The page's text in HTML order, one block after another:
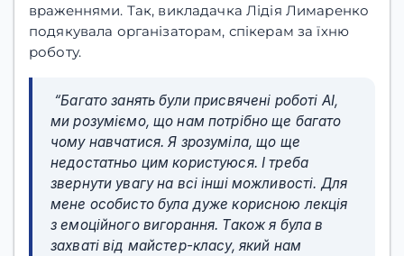
враженнями. Так, викладачка Лідія Лимаренко
подякувала організаторам, спікерам за їхню
роботу.
“Багато занять були присвячені роботі АІ,
ми розуміємо, що нам потрібно ще багато
чому навчатися. Я зрозуміла, що ще
недостатньо цим користуюся. І треба
звернути увагу на всі інші можливості. Для
мене особисто була дуже корисною лекція
з емоційного вигорання. Також я була в
захваті від майстер-класу, який нам